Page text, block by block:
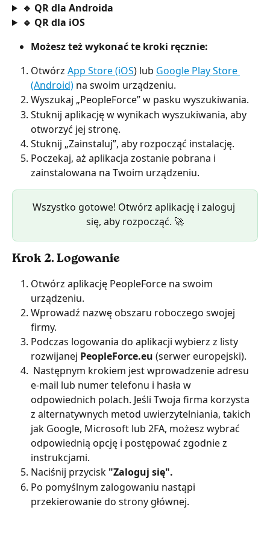
🔹 QR dla Androida
🔹 QR dla iOS
Możesz też wykonać te kroki ręcznie:
Otwórz App Store (iOS) lub Google Play Store
(Android) na swoim urządzeniu.
Wyszukaj „PeopleForce” w pasku wyszukiwania.
Stuknij aplikację w wynikach wyszukiwania, aby
otworzyć jej stronę.
Stuknij „Zainstaluj”, aby rozpocząć instalację.
Poczekaj, aż aplikacja zostanie pobrana i
zainstalowana na Twoim urządzeniu.
Wszystko gotowe! Otwórz aplikację i zaloguj
się, aby rozpocząć. 🚀
Krok 2. Logowanie
Otwórz aplikację PeopleForce na swoim
urządzeniu.
Wprowadź nazwę obszaru roboczego swojej
firmy.
Podczas logowania do aplikacji wybierz z listy
rozwijanej PeopleForce.eu (serwer europejski).
e-mail lub numer telefonu i hasła w
odpowiednich polach. Jeśli Twoja firma korzysta
z alternatywnych metod uwierzytelniania, takich
jak Google, Microsoft lub 2FA, możesz wybrać
odpowiednią opcję i postępować zgodnie z
instrukcjami.
Naciśnij przycisk "Zaloguj się".
Po pomyślnym zalogowaniu nastąpi
przekierowanie do strony głównej.